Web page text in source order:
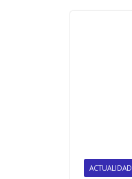
ACTUALIDAD